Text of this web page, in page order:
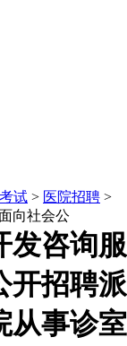
试 > 医院招聘 >
向社会公
发咨询服
开招聘派
从事诊室